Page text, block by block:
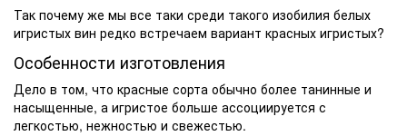
Так почему же мы все таки среди такого изобилия белых
игристых вин редко встречаем вариант красных игристых?
Особенности изготовления
Дело в том, что красные сорта обычно более танинные и
насыщенные, а игристое больше ассоциируется с
легкостью, нежностью и свежестью.